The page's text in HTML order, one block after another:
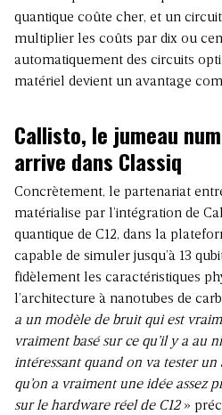
quantique coûte cher, et un
multiplier les coûts par dix ou
automatiquement des circuits
matériel devient un avantage
Callisto, le jumeau
arrive dans Classiq
Concrètement, le partenariat
matérialise par l’intégration de
quantique de C12, dans la
capable de simuler jusqu’à 13
fidèlement les caractéristiques
l’architecture à nanotubes de
a un modèle de bruit qui est
vraiment basé sur ce qu’il y a au
intéressant quand on va tester un
qu’on a vraiment une idée assez
sur le hardware réel de C12»